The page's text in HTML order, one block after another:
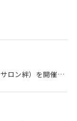
）を開催します。